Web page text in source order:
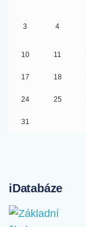
3 4
10 11
17 18
24 25
31
iDatabáze